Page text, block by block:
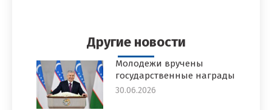
Другие новости
Молодежи вручены
государственные награды
30.06.2026